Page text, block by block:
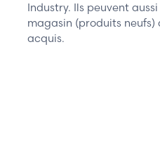
Industry. Ils peuvent
magasin (produits neufs)
acquis.